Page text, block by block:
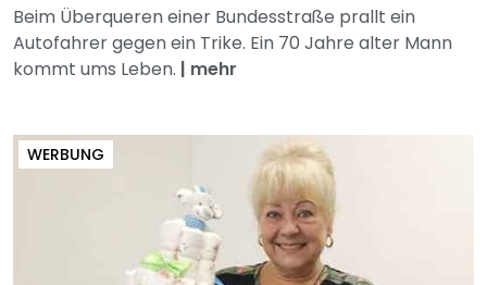
Beim Überqueren einer Bundesstraße prallt ein
Autofahrer gegen ein Trike. Ein 70 Jahre alter Mann
kommt ums Leben. | mehr
WERBUNG